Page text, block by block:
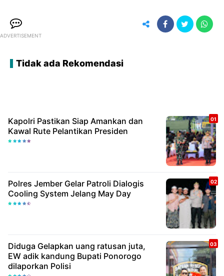
ADVERTISEMENT
Tidak ada Rekomendasi
Kapolri Pastikan Siap Amankan dan
Kawal Rute Pelantikan Presiden
Polres Jember Gelar Patroli Dialogis
Cooling System Jelang May Day
Diduga Gelapkan uang ratusan juta,
EW adik kandung Bupati Ponorogo
dilaporkan Polisi